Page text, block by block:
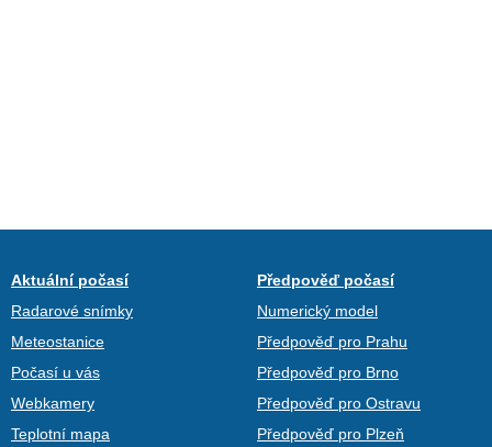
Aktuální počasí
Radarové snímky
Meteostanice
Počasí u vás
Webkamery
Teplotní mapa
Předpověď počasí
Numerický model
Předpověď pro Prahu
Předpověď pro Brno
Předpověď pro Ostravu
Předpověď pro Plzeň